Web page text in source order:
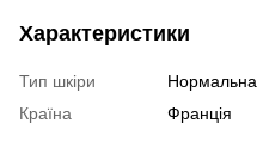
Характеристики
Тип шкіри
Нормальна
Країна
Франція